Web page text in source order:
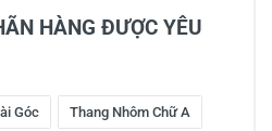
HÀNG ĐƯỢC YÊU
Góc Thang Nhôm Chữ A